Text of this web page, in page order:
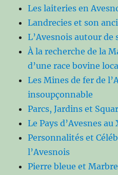
Les laiteries en
Landrecies et son
L’Avesnois autour de
À la recherche de la
d’une race bovine
Les Mines de fer de
insoupçonnable
Parcs, Jardins et
Le Pays d’Avesnes au
Personnalités et
l’Avesnois
Pierre bleue et